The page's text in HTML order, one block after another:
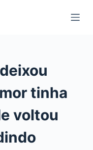
tinha
voltou